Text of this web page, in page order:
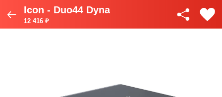
Icon - Duo44 Dyna
12 416 ₽